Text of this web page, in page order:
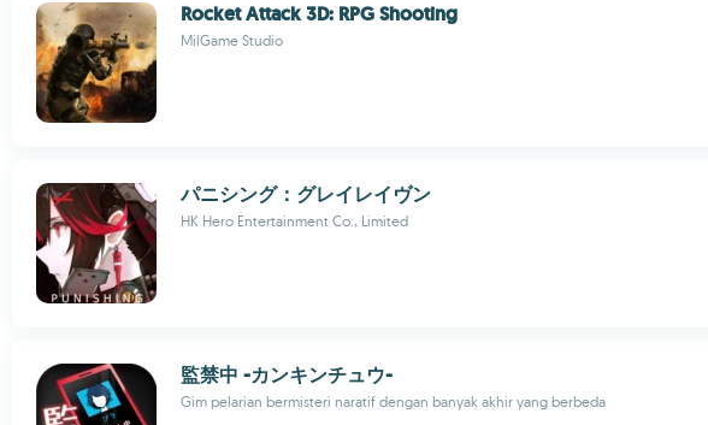
Rocket Attack 3D: RPG Shooting
MilGame Studio
パニシング：グレイレイヴン
HK Hero Entertainment Co., Limited
監禁中 -カンキンチュウ-
Gim pelarian bermisteri naratif dengan banyak akhir yang berbeda